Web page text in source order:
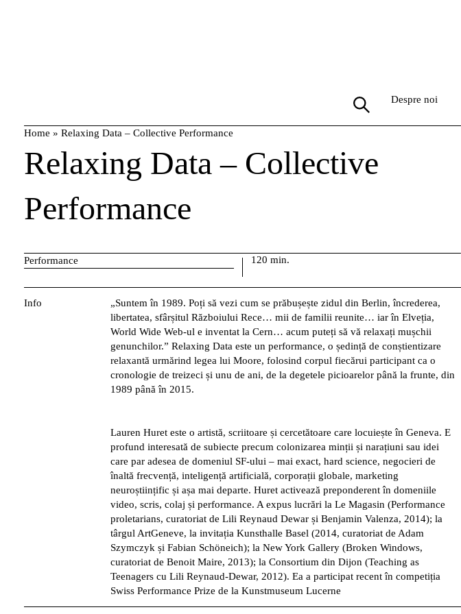
Despre noi
Home » Relaxing Data – Collective Performance
Relaxing Data – Collective
Performance
Performance 120 min.
Info
„Suntem în 1989. Poți să vezi cum se prăbușește zidul din Berlin, încrederea,
libertatea, sfârșitul Războiului Rece… mii de familii reunite… iar în Elveția,
World Wide Web-ul e inventat la Cern… acum puteți să vă relaxați mușchii
genunchilor.” Relaxing Data este un performance, o ședință de conștientizare
relaxantă urmărind legea lui Moore, folosind corpul fiecărui participant ca o
cronologie de treizeci și unu de ani, de la degetele picioarelor până la frunte, din
1989 până în 2015.
Lauren Hureteste o artistă, scriitoare și cercetătoare care locuiește în Geneva. E
profund interesată de subiecte precum colonizarea minții și narațiuni sau idei
care par adesea de domeniul SF-ului – mai exact, hard science, negocieri de
înaltă frecvență, inteligență artificială, corporații globale, marketing
neuroștiințific și așa mai departe. Huret activează preponderent în domeniile
video, scris, colaj și performance. A expus lucrări la Le Magasin (Performance
proletarians, curatoriat de Lili Reynaud Dewar și Benjamin Valenza, 2014); la
târgul ArtGeneve, la invitația Kunsthalle Basel (2014, curatoriat de Adam
Szymczyk și Fabian Schöneich); la New York Gallery (Broken Windows,
curatoriat de Benoit Maire, 2013); la Consortium din Dijon (Teaching as
Teenagers cu Lili Reynaud-Dewar, 2012). Ea a participat recent în competiția
Swiss Performance Prize de la Kunstmuseum Lucerne